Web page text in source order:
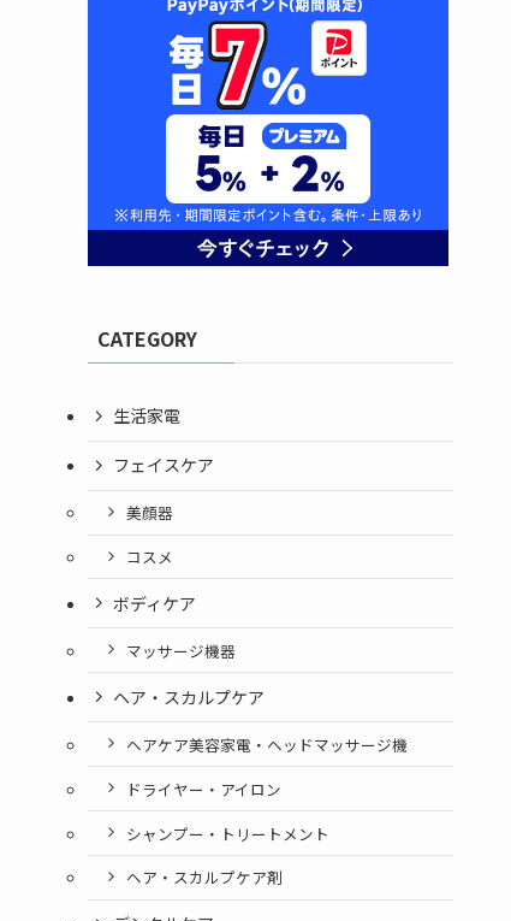
CATEGORY
生活家電
フェイスケア
美顔器
コスメ
ボディケア
マッサージ機器
ヘア・スカルプケア
ヘアケア美容家電・ヘッドマッサージ機
ドライヤー・アイロン
シャンプー・トリートメント
ヘア・スカルプケア剤